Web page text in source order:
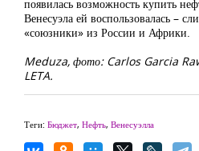
появилась возможность купить
Венесуэла ей воспользовалась –
«союзники» из России и Африки.
Meduza, фото: Carlos Garcia
LETA.
Теги: Бюджет, Нефть, Венесуэлла